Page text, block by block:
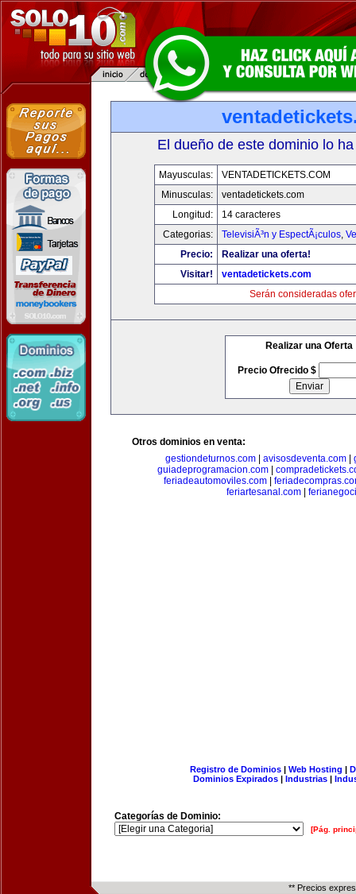
El dueño de este dominio lo
Mayusculas:
VENTADETICKETS.COM
Minusculas:
ventadetickets.com
Longitud:
14 caracteres
Categorias:
TelevisiÃ³n y EspectÃ¡culos,
Precio:
Realizar una oferta!
Visitar!
ventadetickets.com
Serán consideradas
Realizar una Oferta
Precio Ofrecido $
Otros dominios en venta:
gestiondeturnos.com| avisosdeventa.com|
guiadeprogramacion.com|
feriadeautomoviles.com
feriartesanal.com|
Registro de Dominios| Web Hosting |
Dominios Expirados | Industrias |
Categorías de Dominio:
[Pág.
** Precios